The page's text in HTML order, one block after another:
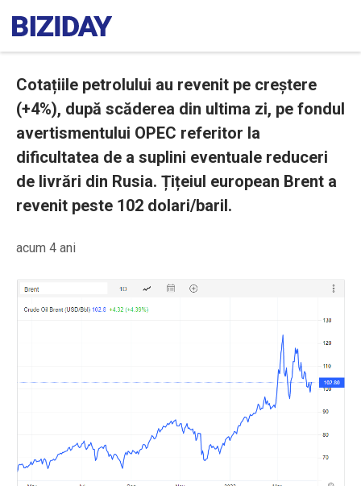
Cotațiile petrolului au revenit pe creștere
(+4%), după scăderea din ultima zi, pe fondul
avertismentului OPEC referitor la
dificultatea de a suplini eventuale reduceri
de livrări din Rusia. Țițeiul european Brent a
revenit peste 102 dolari/baril.
acum 4 ani